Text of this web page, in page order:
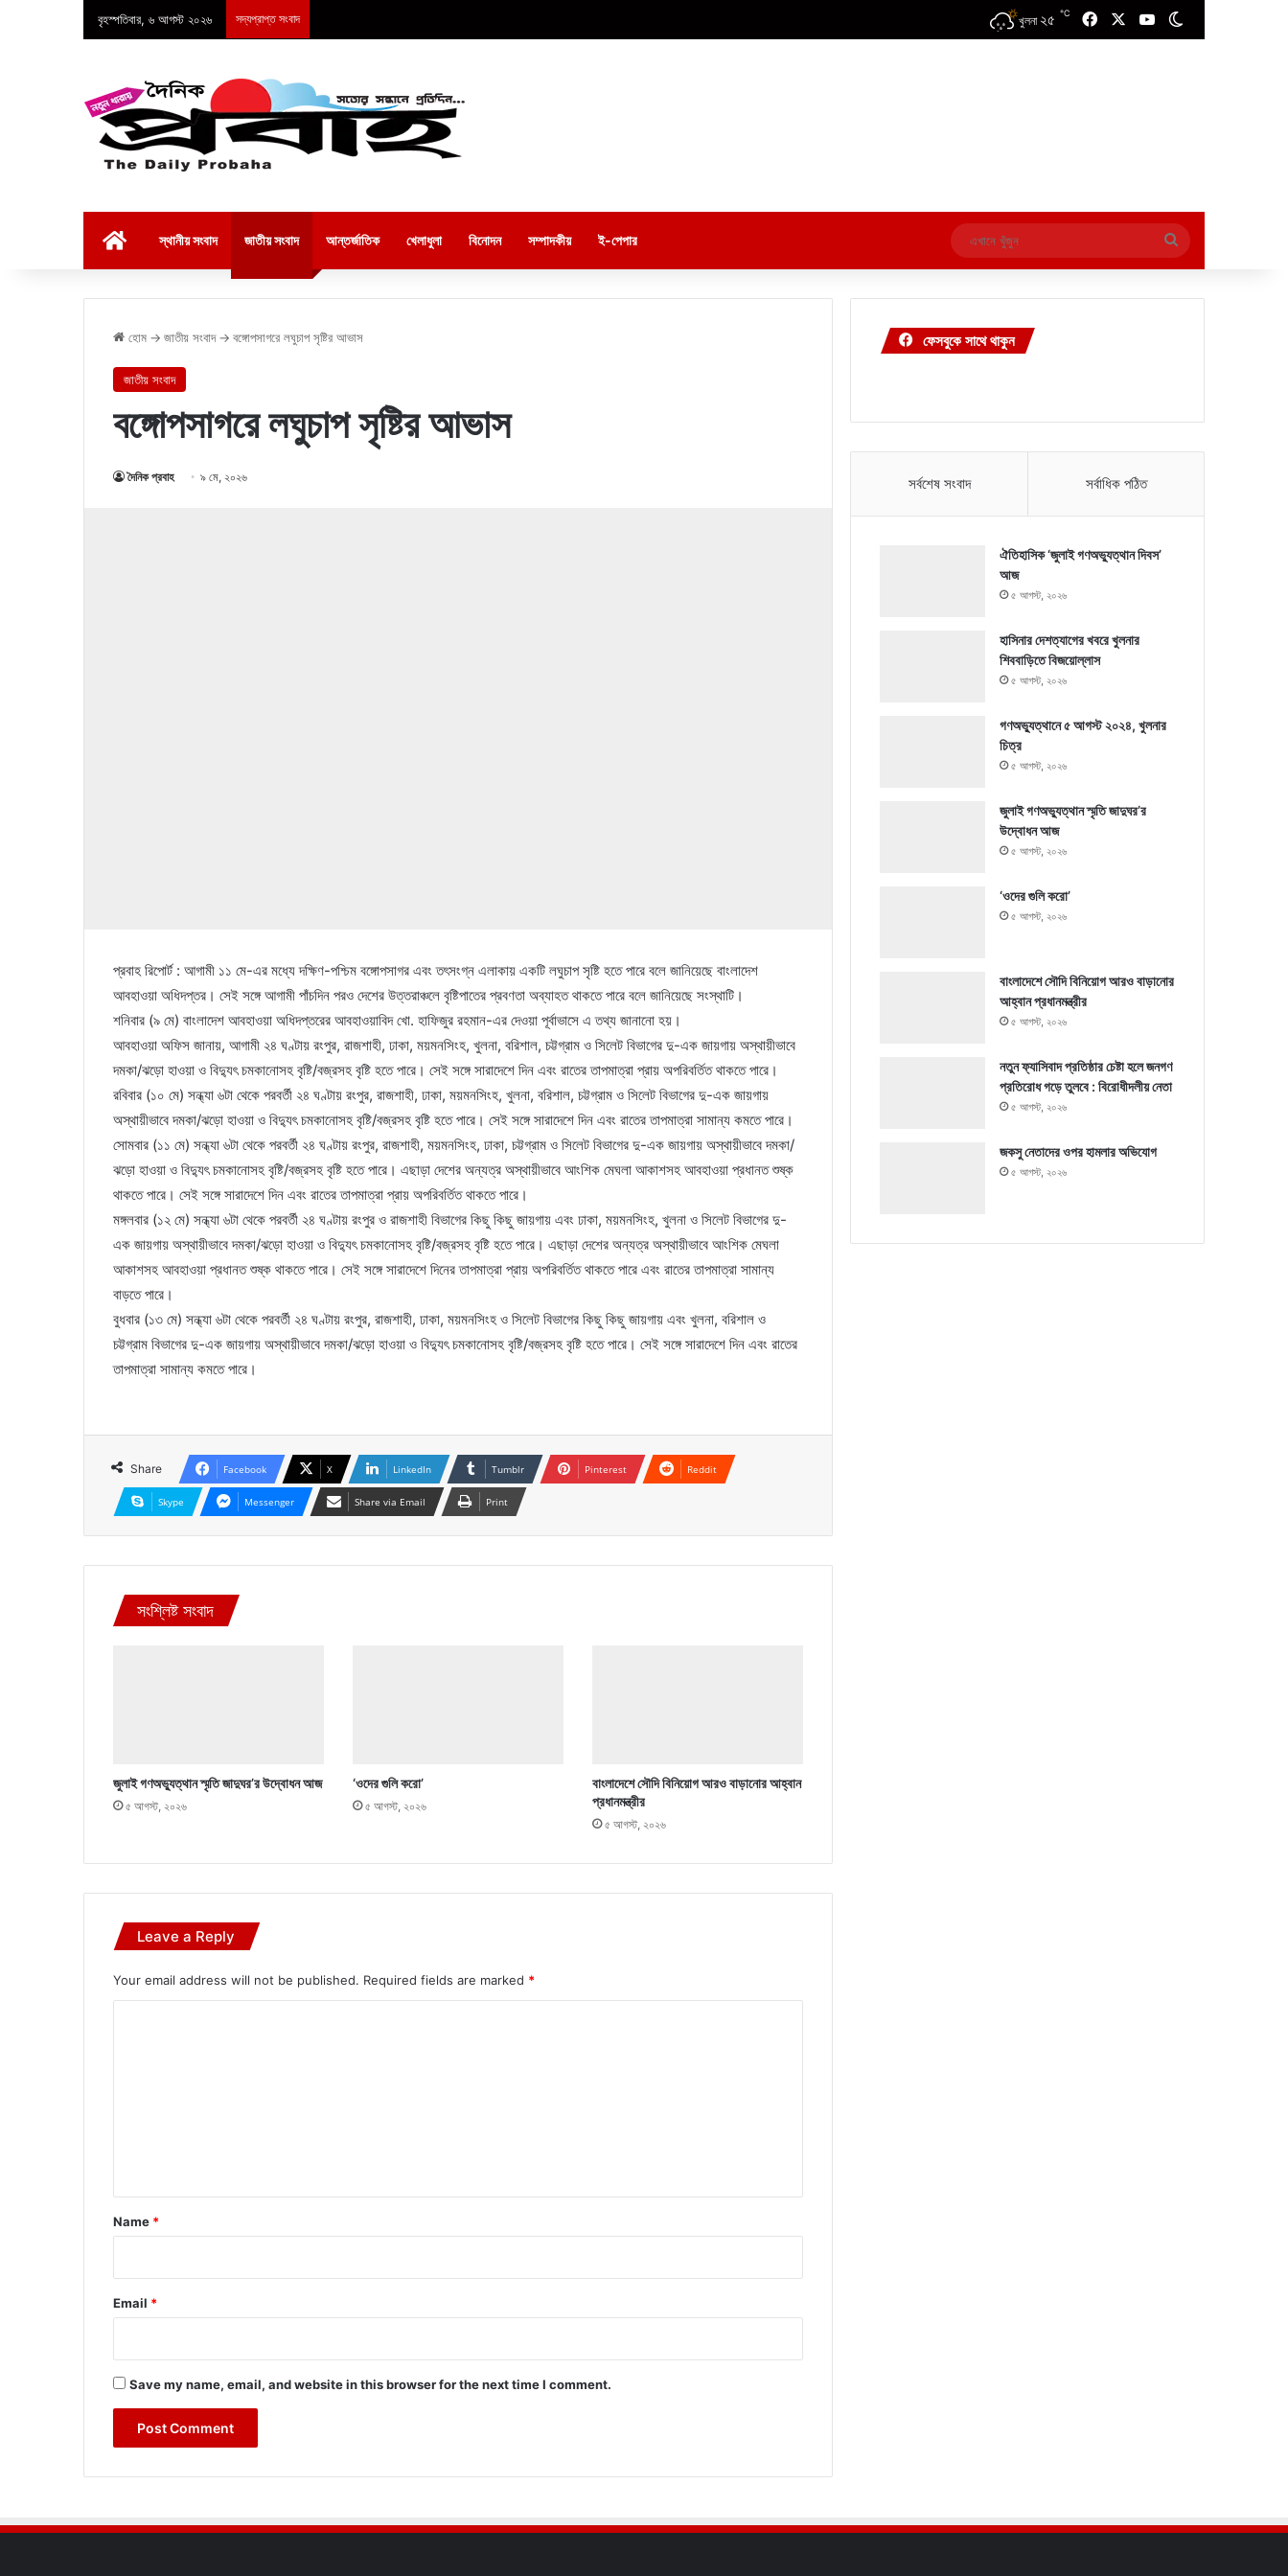
বৃহস্পতিবার, ৬ আগস্ট ২০২৬ সদ্যপ্রাপ্ত সংবাদ খুলনা ২৫ ℃ FacebookYouTube
স্থানীয় সংবাদ জাতীয় সংবাদ আন্তর্জাতিক খেলাধুলা বিনোদন সম্পাদকীয় ই-পেপার
এখানে
খুঁজুন
হোম → জাতীয় সংবাদ → বঙ্গোপসাগরে লঘুচাপ সৃষ্টির আভাস
জাতীয় সংবাদ
বঙ্গোপসাগরে লঘুচাপ সৃষ্টির আভাস
দৈনিক প্রবাহ ৯ মে, ২০২৬
প্রবাহ রিপোর্ট : আগামী ১১ মে-এর মধ্যে দক্ষিণ-পশ্চিম বঙ্গোপসাগর এবং তৎসংগ্ন এলাকায় একটি লঘুচাপ সৃষ্টি হতে পারে বলে জানিয়েছে বাংলাদেশ
আবহাওয়া অধিদপ্তর। সেই সঙ্গে আগামী পাঁচদিন পরও দেশের উত্তরাঞ্চলে বৃষ্টিপাতের প্রবণতা অব্যাহত থাকতে পারে বলে জানিয়েছে সংস্থাটি।
শনিবার (৯ মে) বাংলাদেশ আবহাওয়া অধিদপ্তরের আবহাওয়াবিদ খো. হাফিজুর রহমান-এর দেওয়া পূর্বাভাসে এ তথ্য জানানো হয়।
আবহাওয়া অফিস জানায়, আগামী ২৪ ঘণ্টায় রংপুর, রাজশাহী, ঢাকা, ময়মনসিংহ, খুলনা, বরিশাল, চট্টগ্রাম ও সিলেট বিভাগের দু-এক জায়গায় অস্থায়ীভাবে
দমকা/ঝড়ো হাওয়া ও বিদ্যুৎ চমকানোসহ বৃষ্টি/বজ্রসহ বৃষ্টি হতে পারে। সেই সঙ্গে সারাদেশে দিন এবং রাতের তাপমাত্রা প্রায় অপরিবর্তিত থাকতে পারে।
রবিবার (১০ মে) সন্ধ্যা ৬টা থেকে পরবর্তী ২৪ ঘণ্টায় রংপুর, রাজশাহী, ঢাকা, ময়মনসিংহ, খুলনা, বরিশাল, চট্টগ্রাম ও সিলেট বিভাগের দু-এক জায়গায়
অস্থায়ীভাবে দমকা/ঝড়ো হাওয়া ও বিদ্যুৎ চমকানোসহ বৃষ্টি/বজ্রসহ বৃষ্টি হতে পারে। সেই সঙ্গে সারাদেশে দিন এবং রাতের তাপমাত্রা সামান্য কমতে পারে।
সোমবার (১১ মে) সন্ধ্যা ৬টা থেকে পরবর্তী ২৪ ঘণ্টায় রংপুর, রাজশাহী, ময়মনসিংহ, ঢাকা, চট্টগ্রাম ও সিলেট বিভাগের দু-এক জায়গায় অস্থায়ীভাবে দমকা/
ঝড়ো হাওয়া ও বিদ্যুৎ চমকানোসহ বৃষ্টি/বজ্রসহ বৃষ্টি হতে পারে। এছাড়া দেশের অন্যত্র অস্থায়ীভাবে আংশিক মেঘলা আকাশসহ আবহাওয়া প্রধানত শুষ্ক
থাকতে পারে। সেই সঙ্গে সারাদেশে দিন এবং রাতের তাপমাত্রা প্রায় অপরিবর্তিত থাকতে পারে।
মঙ্গলবার (১২ মে) সন্ধ্যা ৬টা থেকে পরবর্তী ২৪ ঘণ্টায় রংপুর ও রাজশাহী বিভাগের কিছু কিছু জায়গায় এবং ঢাকা, ময়মনসিংহ, খুলনা ও সিলেট বিভাগের দু-
এক জায়গায় অস্থায়ীভাবে দমকা/ঝড়ো হাওয়া ও বিদ্যুৎ চমকানোসহ বৃষ্টি/বজ্রসহ বৃষ্টি হতে পারে। এছাড়া দেশের অন্যত্র অস্থায়ীভাবে আংশিক মেঘলা
আকাশসহ আবহাওয়া প্রধানত শুষ্ক থাকতে পারে। সেই সঙ্গে সারাদেশে দিনের তাপমাত্রা প্রায় অপরিবর্তিত থাকতে পারে এবং রাতের তাপমাত্রা সামান্য
বাড়তে পারে।
বুধবার (১৩ মে) সন্ধ্যা ৬টা থেকে পরবর্তী ২৪ ঘণ্টায় রংপুর, রাজশাহী, ঢাকা, ময়মনসিংহ ও সিলেট বিভাগের কিছু কিছু জায়গায় এবং খুলনা, বরিশাল ও
চট্টগ্রাম বিভাগের দু-এক জায়গায় অস্থায়ীভাবে দমকা/ঝড়ো হাওয়া ও বিদ্যুৎ চমকানোসহ বৃষ্টি/বজ্রসহ বৃষ্টি হতে পারে। সেই সঙ্গে সারাদেশে দিন এবং রাতের
তাপমাত্রা সামান্য কমতে পারে।
Share Facebook X LinkedIn Tumblr Pinterest Reddit
Skype Messenger Share via Email Print
সংশ্লিষ্ট সংবাদ
জুলাই গণঅভ্যুত্থান স্মৃতি জাদুঘর’র উদ্বোধন আজ
৫ আগস্ট, ২০২৬
‘ওদের গুলি করো’
৫ আগস্ট, ২০২৬
বাংলাদেশে সৌদি বিনিয়োগ আরও বাড়ানোর আহ্বান
প্রধানমন্ত্রীর
৫ আগস্ট, ২০২৬
Leave a Reply
Your email address will not be published. Required fields are marked *
*
Name *
Email *
Save my name, email, and website in this browser for the next time I comment.
ফেসবুকে সাথে থাকুন
সর্বশেষ সংবাদ সর্বাধিক পঠিত
ঐতিহাসিক ‘জুলাই গণঅভ্যুত্থান দিবস’
আজ
৫ আগস্ট, ২০২৬
হাসিনার দেশত্যাগের খবরে খুলনার
শিববাড়িতে বিজয়োল্লাস
৫ আগস্ট, ২০২৬
গণঅভ্যুত্থানে ৫ আগস্ট ২০২৪, খুলনার
চিত্র
৫ আগস্ট, ২০২৬
জুলাই গণঅভ্যুত্থান স্মৃতি জাদুঘর’র
উদ্বোধন আজ
৫ আগস্ট, ২০২৬
‘ওদের গুলি করো’
৫ আগস্ট, ২০২৬
বাংলাদেশে সৌদি বিনিয়োগ আরও বাড়ানোর
আহ্বান প্রধানমন্ত্রীর
৫ আগস্ট, ২০২৬
নতুন ফ্যাসিবাদ প্রতিষ্ঠার চেষ্টা হলে জনগণ
প্রতিরোধ গড়ে তুলবে : বিরোধীদলীয় নেতা
৫ আগস্ট, ২০২৬
জকসু নেতাদের ওপর হামলার অভিযোগ
৫ আগস্ট, ২০২৬